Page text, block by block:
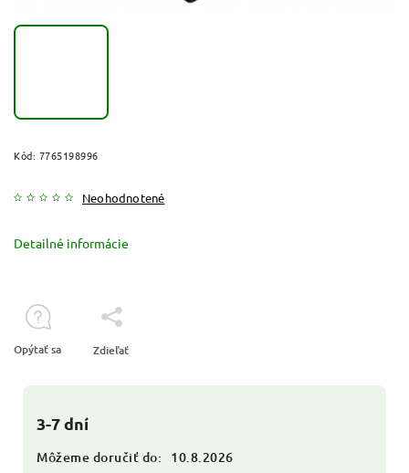
Kód: 7765198996
Neohodnotené
3-7 dní
Môžeme doručiť do: 10.8.2026
Detailné informácie
Opýtať sa Zdieľať